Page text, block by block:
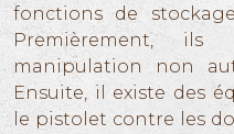
fonctions de
Premièrement, ils
manipulation non
Ensuite, il existe des
le pistolet contre les